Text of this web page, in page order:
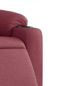
см (Ш x Д x В)
(Ш x Д x В)
60 Hz